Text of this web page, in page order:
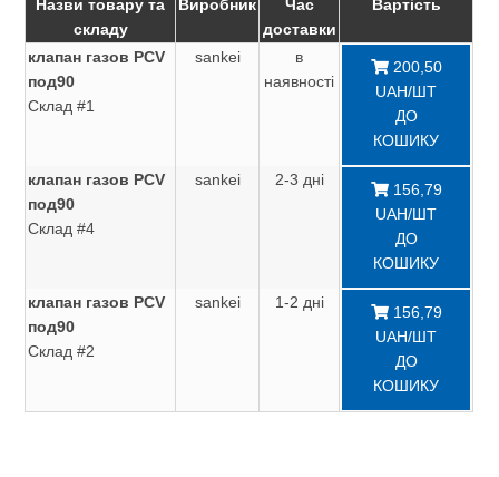
Назви товару та
складу
Виробник
Час
доставки
Вартість
клапан газов PCV
под90
Склад #1
sankei
в
наявності
200,50
UAH/ШТ
ДО
КОШИКУ
клапан газов PCV
под90
Склад #4
sankei 2-3 дні
156,79
UAH/ШТ
ДО
КОШИКУ
клапан газов PCV
под90
Склад #2
sankei 1-2 дні
156,79
UAH/ШТ
ДО
КОШИКУ